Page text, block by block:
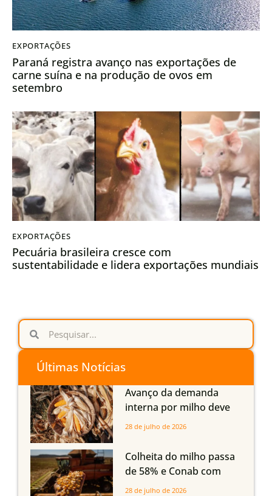
EXPORTAÇÕES
Paraná registra avanço nas exportações de
carne suína e na produção de ovos em
setembro
EXPORTAÇÕES
Pecuária brasileira cresce com
sustentabilidade e lidera exportações mundiais
Últimas Notícias
Avanço da demanda
interna por milho deve
compensar aumento da
em Mato Grosso, aponta
Imea
28 de julho de 2026
Colheita do milho passa
de 58% e Conab com
boas produtividades em
28 de julho de 2026